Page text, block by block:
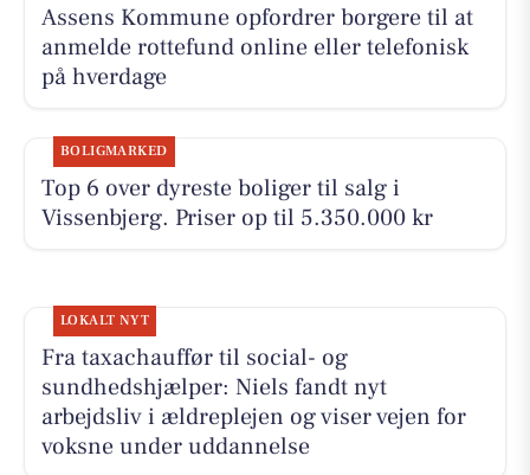
Assens Kommune opfordrer borgere til at
anmelde rottefund online eller telefonisk
på hverdage
BOLIGMARKED
Top 6 over dyreste boliger til salg i
Vissenbjerg. Priser op til 5.350.000 kr
LOKALT NYT
Fra taxachauffør til social- og
sundhedshjælper: Niels fandt nyt
arbejdsliv i ældreplejen og viser vejen for
voksne under uddannelse